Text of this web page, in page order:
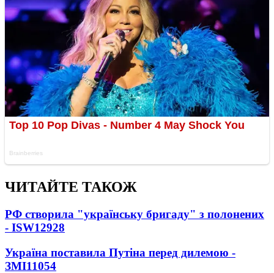
ЧИТАЙТЕ ТАКОЖ
РФ створила "українську бригаду" з полонених
- ISW12928
Україна поставила Путіна перед дилемою -
ЗМІ11054